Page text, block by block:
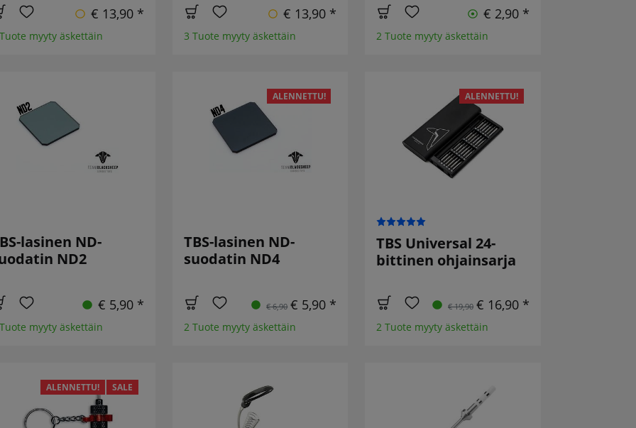
€ 13,90 *
myyty äskettäin
€ 13,90 *
3 Tuote myyty äskettäin
€ 2,90 *
2 Tuote myyty äskettäin
lasinen ND-
ND2
€ 5,90 *
myyty äskettäin
ALENNETTU!
TBS-lasinen ND-
suodatin ND4
€ 6,90 € 5,90 *
2 Tuote myyty äskettäin
ALENNETTU!
TBS Universal 24-
bittinen ohjainsarja
€ 19,90 € 16,90 *
2 Tuote myyty äskettäin
ALENNETTU! SALE